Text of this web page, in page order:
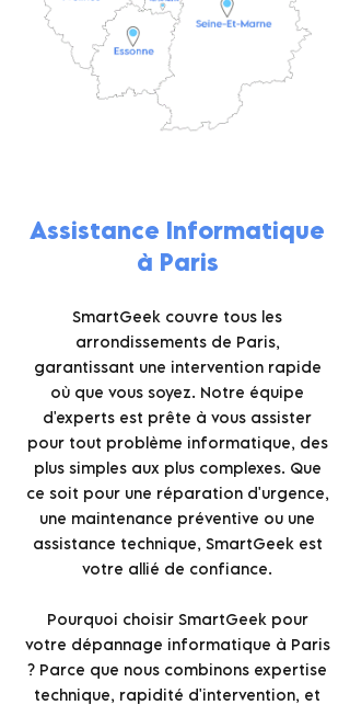
Assistance Informatique
à Paris
SmartGeek couvre tous les
arrondissements de Paris,
garantissant une intervention rapide
où que vous soyez. Notre équipe
d'experts est prête à vous assister
pour tout problème informatique, des
plus simples aux plus complexes. Que
ce soit pour une réparation d'urgence,
une maintenance préventive ou une
assistance technique, SmartGeek est
votre allié de confiance.
Pourquoi choisir SmartGeek pour
votre dépannage informatique à Paris
? Parce que nous combinons expertise
technique, rapidité d'intervention, et